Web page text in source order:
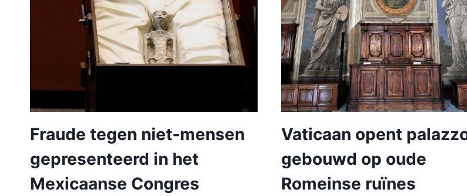
Fraude tegen niet-mensen
gepresenteerd in het
Mexicaanse Congres
Vaticaan opent
gebouwd op oude
Romeinse ruïnes